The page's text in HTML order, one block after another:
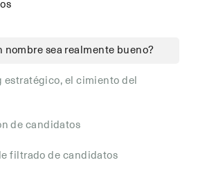
nombre sea realmente bueno?
estratégico, el cimiento del
de candidatos
filtrado de candidatos